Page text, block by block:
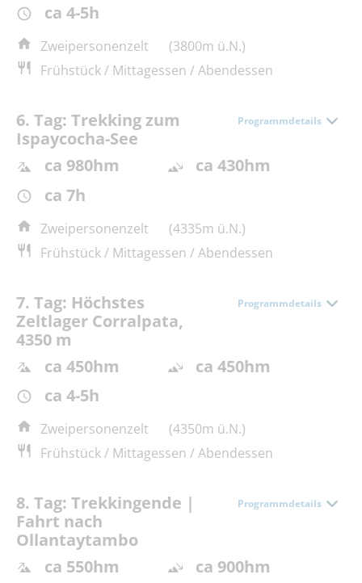
ca 4-5h
Zweipersonenzelt
(3800m ü.N.)
Frühstück / Mittagessen / Abendessen
6. Tag: Trekking zum
Ispaycocha-See
Programmdetails
ca 980hm
ca 430hm
ca 7h
Zweipersonenzelt
(4335m ü.N.)
Frühstück / Mittagessen / Abendessen
7. Tag: Höchstes
Zeltlager Corralpata,
4350 m
Programmdetails
ca 450hm
ca 450hm
ca 4-5h
Zweipersonenzelt
(4350m ü.N.)
Frühstück / Mittagessen / Abendessen
8. Tag: Trekkingende |
Fahrt nach
Ollantaytambo
Programmdetails
ca 550hm
ca 900hm